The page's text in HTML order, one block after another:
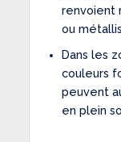
renvoient
ou
Dans les
couleurs
peuvent
en plein